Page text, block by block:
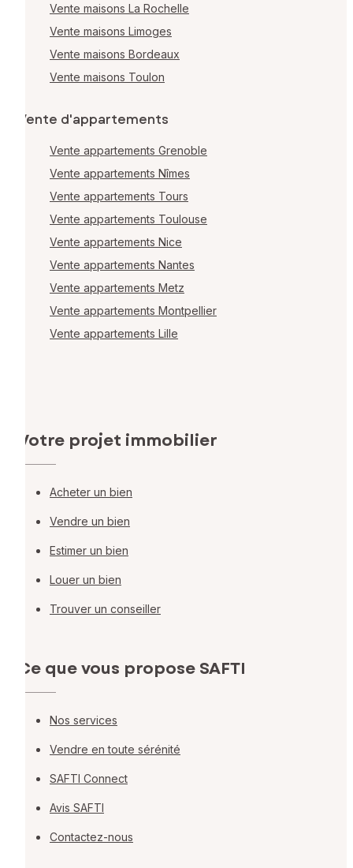
Vente maisons La Rochelle
Vente maisons Limoges
Vente maisons Bordeaux
Vente maisons Toulon
Vente d'appartements
Vente appartements Grenoble
Vente appartements Nîmes
Vente appartements Tours
Vente appartements Toulouse
Vente appartements Nice
Vente appartements Nantes
Vente appartements Metz
Vente appartements Montpellier
Vente appartements Lille
Votre projet immobilier
Acheter un bien
Vendre un bien
Estimer un bien
Louer un bien
Trouver un conseiller
Ce que vous propose SAFTI
Nos services
Vendre en toute sérénité
SAFTI Connect
Avis SAFTI
Contactez-nous